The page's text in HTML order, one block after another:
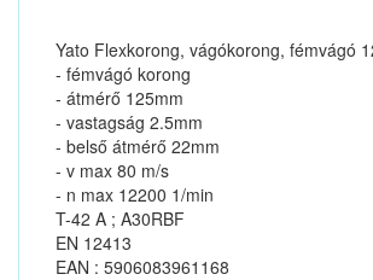
Yato Flexkorong, vágókorong, fémvágó
- fémvágó korong
- átmérő 125mm
- vastagság 2.5mm
- belső átmérő 22mm
- v max 80 m/s
- n max 12200 1/min
T-42 A ; A30RBF
EN 12413
EAN : 5906083961168